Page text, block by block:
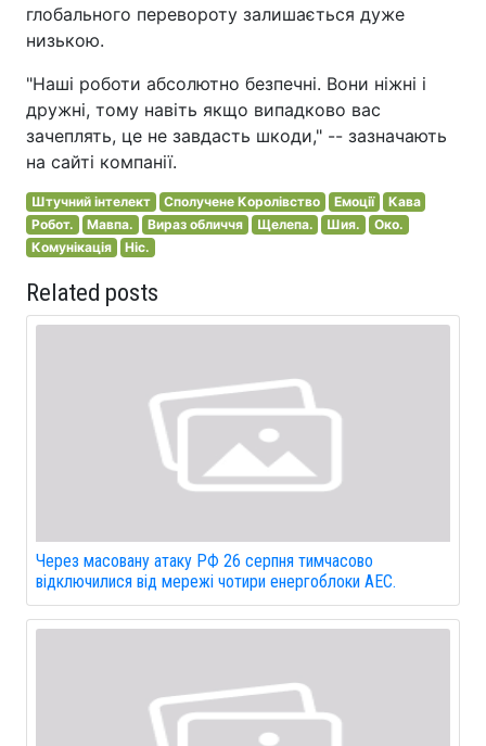
глобального перевороту залишається дуже
низькою.
"Наші роботи абсолютно безпечні. Вони ніжні і
дружні, тому навіть якщо випадково вас
зачеплять, це не завдасть шкоди," -- зазначають
на сайті компанії.
Штучний інтелект Сполучене Королівство Емоції
Кава
Робот.
Мавпа. Вираз обличчя Щелепа. Шия.
Око.
Комунікація
Ніс.
Related posts
Через масовану атаку РФ 26 серпня тимчасово
відключилися від мережі чотири енергоблоки АЕС.